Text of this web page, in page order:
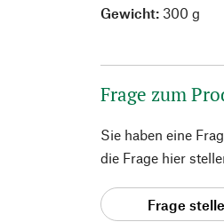
Gewicht: 300 g
Frage zum
Sie haben eine
die Frage hier
Frage